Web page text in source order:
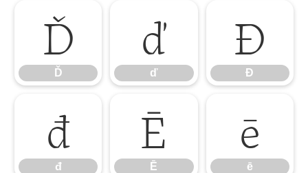
Ď
Ď
ď
ď
Đ
Đ
đ
đ
Ē
Ē
ē
ē